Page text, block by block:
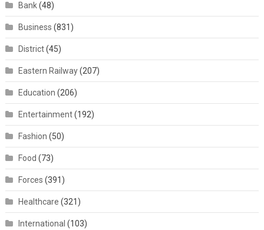
Bank(48)
Business (831)
District(45)
Eastern Railway(207)
Education (206)
Entertainment(192)
Fashion (50)
Food (73)
Forces (391)
Healthcare (321)
International (103)